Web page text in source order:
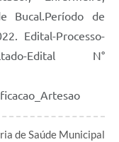
Bucal.Período de
Edital-Processo-
Edital N°
de Saúde Municipal